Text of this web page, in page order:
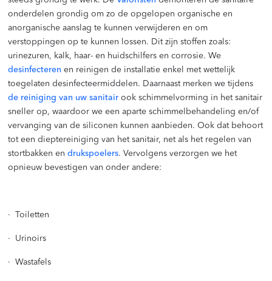
onderdelen grondig om zo de opgelopen organische en
anorganische aanslag te kunnen verwijderen en om
verstoppingen op te kunnen lossen. Dit zijn stoffen zoals:
urinezuren, kalk, haar- en huidschilfers en corrosie. We
desinfecteren en reinigen de installatie enkel met wettelijk
toegelaten desinfecteermiddelen. Daarnaast merken we tijdens
de reiniging van uw sanitair ook schimmelvorming in het sanitair
sneller op, waardoor we een aparte schimmelbehandeling en/of
vervanging van de siliconen kunnen aanbieden. Ook dat behoort
tot een dieptereiniging van het sanitair, net als het regelen van
stortbakken endrukspoelers. Vervolgens verzorgen we het
opnieuw bevestigen van onder andere:
· Toiletten
· Urinoirs
· Wastafels